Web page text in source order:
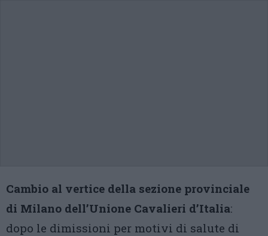
Cambio al vertice della sezione provinciale
di Milano dell’Unione Cavalieri d’Italia:
dopo le dimissioni per motivi di salute di